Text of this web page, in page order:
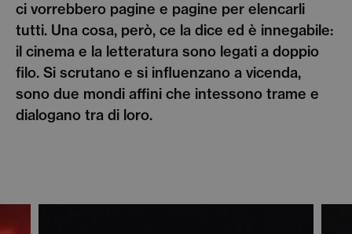
ci vorrebbero pagine e pagine per elencarli
tutti. Una cosa, però, ce la dice ed è innegabile:
il cinema e la letteratura sono legati a doppio
filo. Si scrutano e si influenzano a vicenda,
sono due mondi affini che intessono trame e
dialogano tra di loro.